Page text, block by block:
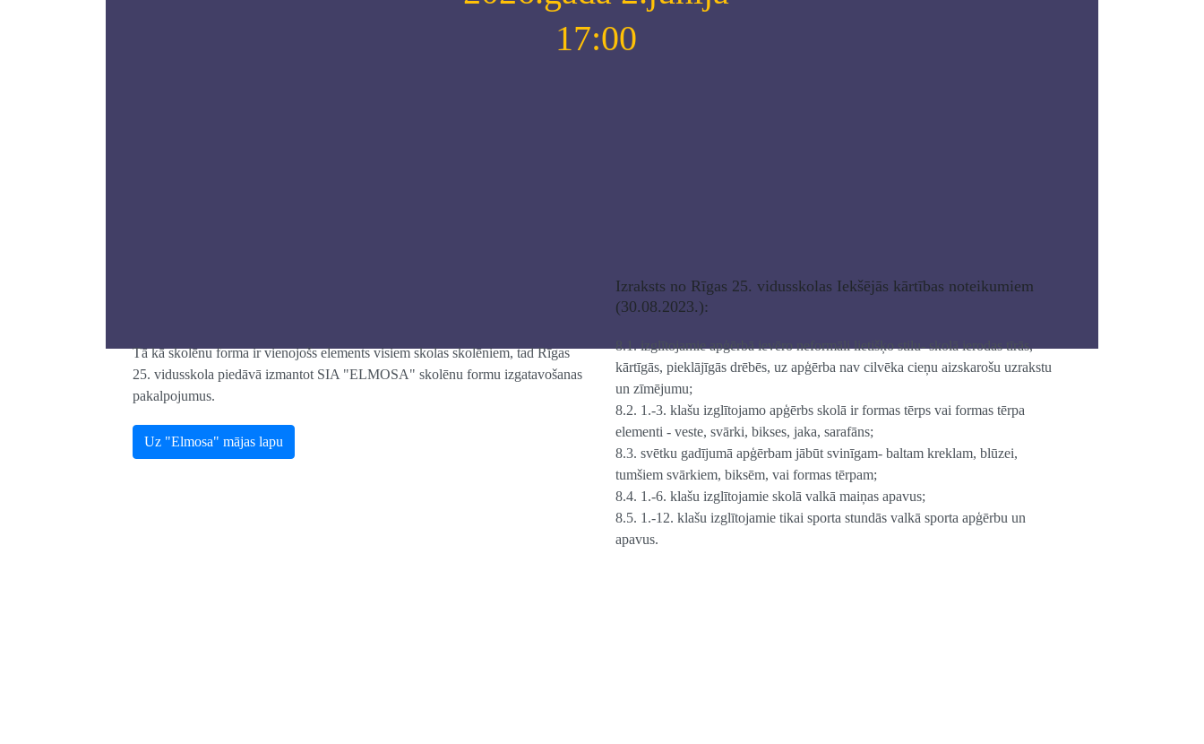
17:00
Tā kā skolēnu forma ir vienojošs elements visiem skolas skolēniem, tad Rīgas
25. vidusskola piedāvā izmantot SIA "ELMOSA" skolēnu formu izgatavošanas
pakalpojumus.
Uz "Elmosa" mājas lapu
Izraksts no Rīgas 25. vidusskolas Iekšējās kārtības noteikumiem
(30.08.2023.):
8.1. izglītojamie apģērbā ievēro neformāli lietišķo stilu- skolā ierodas tīrās,
kārtīgās, pieklājīgās drēbēs, uz apģērba nav cilvēka cieņu aizskarošu uzrakstu
un zīmējumu;
8.2. 1.-3. klašu izglītojamo apģērbs skolā ir formas tērps vai formas tērpa
elementi - veste, svārki, bikses, jaka, sarafāns;
8.3. svētku gadījumā apģērbam jābūt svinīgam- baltam kreklam, blūzei,
tumšiem svārkiem, biksēm, vai formas tērpam;
8.4. 1.-6. klašu izglītojamie skolā valkā maiņas apavus;
8.5. 1.-12. klašu izglītojamie tikai sporta stundās valkā sporta apģērbu un
apavus.